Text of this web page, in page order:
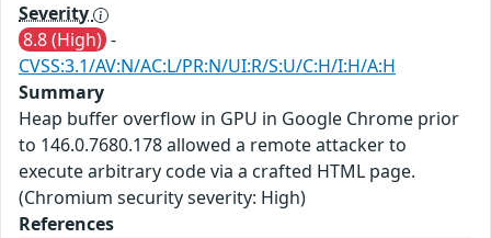
Severity
8.8 (High) -
CVSS:3.1/AV:N/AC:L/PR:N/UI:R/S:U/C:H/I:H/A:H
Summary
Heap buffer overflow in GPU in Google Chrome prior
to 146.0.7680.178 allowed a remote attacker to
execute arbitrary code via a crafted HTML page.
(Chromium security severity: High)
References